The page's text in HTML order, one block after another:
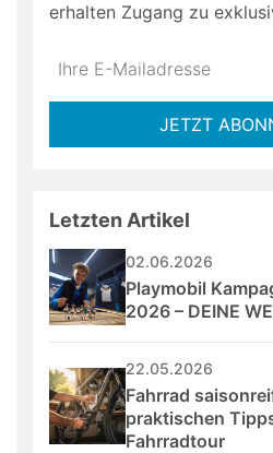
erhalten Zugang zu
Do
*Ihre
JETZT
Letzten Artikel
02.06.2026
Playmobil
2026 – DEINE
22.05.2026
Fahrrad
praktischen
Fahrradtour